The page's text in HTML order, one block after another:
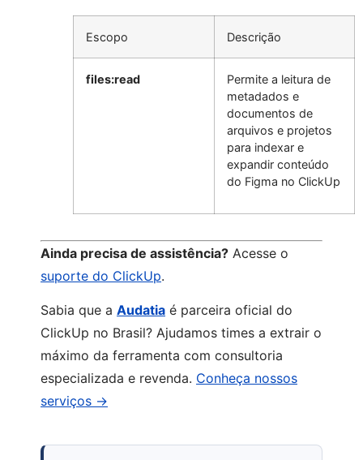
Escopo Descrição
files:read
Permite a leitura de
metadados e
documentos de
arquivos e projetos
para indexar e
expandir conteúdo
do Figma no ClickUp
Ainda precisa de assistência? Acesse o
suporte do ClickUp.
Sabia que a Audatia é parceira oficial do
ClickUp no Brasil? Ajudamos times a extrair o
máximo da ferramenta com consultoria
especializada e revenda. Conheça nossos
serviços →